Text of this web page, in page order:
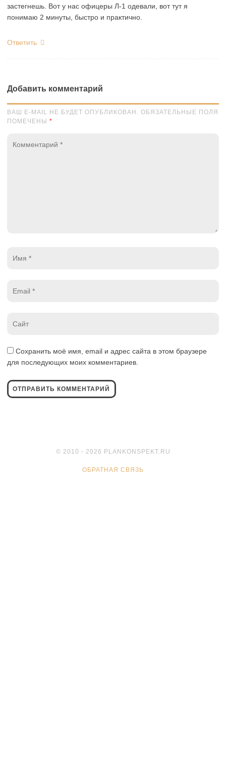
застегнешь. Вот у нас офицеры Л-1 одевали, вот тут я
понимаю 2 минуты, быстро и практично.
Ответить
Добавить комментарий
ВАШ E-MAIL НЕ БУДЕТ ОПУБЛИКОВАН. ОБЯЗАТЕЛЬНЫЕ ПОЛЯ
ПОМЕЧЕНЫ *
Сохранить моё имя, email и адрес сайта в этом браузере
для последующих моих комментариев.
© 2010 - 2026 PLANKONSPEKT.RU
ОБРАТНАЯ СВЯЗЬ